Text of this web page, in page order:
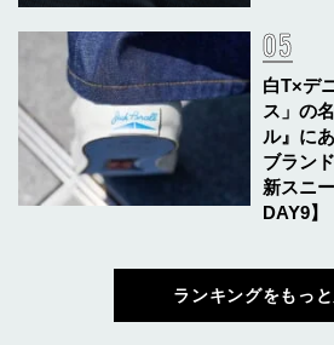
白T×デ
ス」の
ル』に
ブラン
新スニ
DAY9】
ランキングをもっ